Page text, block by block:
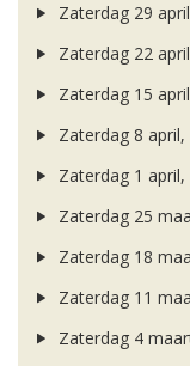
Zaterdag 29
Zaterdag 22
Zaterdag 15
Zaterdag 8 april,
Zaterdag 1 april,
Zaterdag 25
Zaterdag 18
Zaterdag 11
Zaterdag 4